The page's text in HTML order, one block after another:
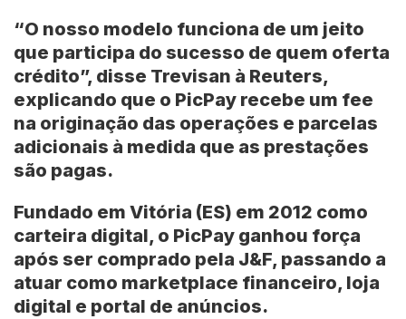
“O nosso modelo funciona de um jeito
que participa do sucesso de quem oferta
crédito”, disse Trevisan à Reuters,
explicando que o PicPay recebe um fee
na originação das operações e parcelas
adicionais à medida que as prestações
são pagas.
Fundado em Vitória (ES) em 2012 como
carteira digital, o PicPay ganhou força
após ser comprado pela J&F, passando a
atuar como marketplace financeiro, loja
digital e portal de anúncios.